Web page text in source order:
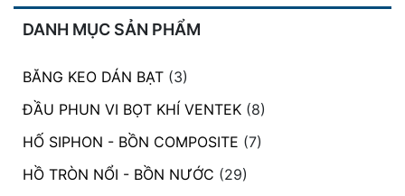
DANH MỤC SẢN PHẨM
BĂNG KEO DÁN BẠT (3)
ĐẦU PHUN VI BỌT KHÍ VENTEK (8)
HỐ SIPHON - BỒN COMPOSITE (7)
HỒ TRÒN NỔI - BỒN NƯỚC (29)